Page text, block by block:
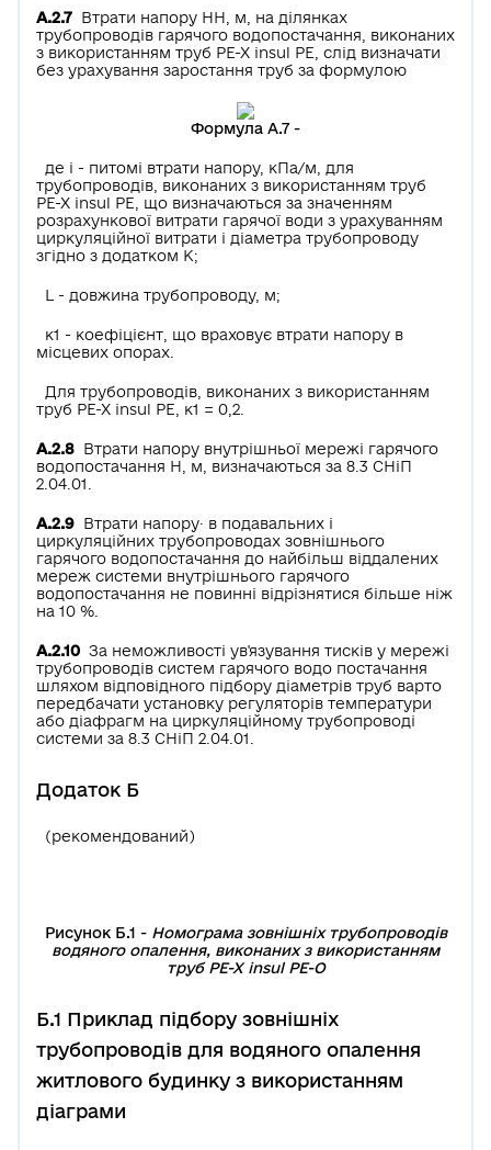
А.2.7 Втрати напору НН, м, на ділянках
трубопроводів гарячого водопостачання, виконаних
з використанням труб РЕ-Х insul РЕ, слід визначати
без урахування заростання труб за формулою
Формула А.7 -
де і - питомі втрати напору, кПа/м, для
трубопроводів, виконаних з використанням труб
РЕ-Х insul РЕ, що визначаються за значенням
розрахункової витрати гарячої води з урахуванням
циркуляційної витрати і діаметра трубопроводу
згідно з додатком К;
L - довжина трубопроводу, м;
к1 - коефіцієнт, що враховує втрати напору в
місцевих опорах.
Для трубопроводів, виконаних з використанням
труб РЕ-Х insul РЕ, к1 = 0,2.
А.2.8 Втрати напору внутрішньої мережі гарячого
водопостачання Н, м, визначаються за 8.3 СНіП
2.04.01.
А.2.9 Втрати напору· в подавальних і
циркуляційних трубопроводах зовнішнього
гарячого водопостачання до найбільш віддалених
мереж системи внутрішнього гарячого
водопостачання не повинні відрізнятися більше ніж
на 10 %.
А.2.10 За неможливості ув'язування тисків у мережі
трубопроводів систем гарячого водо­ постачання
шляхом відповідного підбору діаметрів труб варто
передбачати установку регуляторів температури
або діафрагм на циркуляційному трубопроводі
системи за 8.3 СНіП 2.04.01.
Додаток Б
(рекомендований)
Рисунок Б.1 - Номограма зовнішніх трубопроводів
водяного опалення, виконаних з використанням
труб РЕ-Х insul РЕ-О
Б.1 Приклад підбору зовнішніх
трубопроводів для водяного опалення
житлового будинку з використанням
діаграми